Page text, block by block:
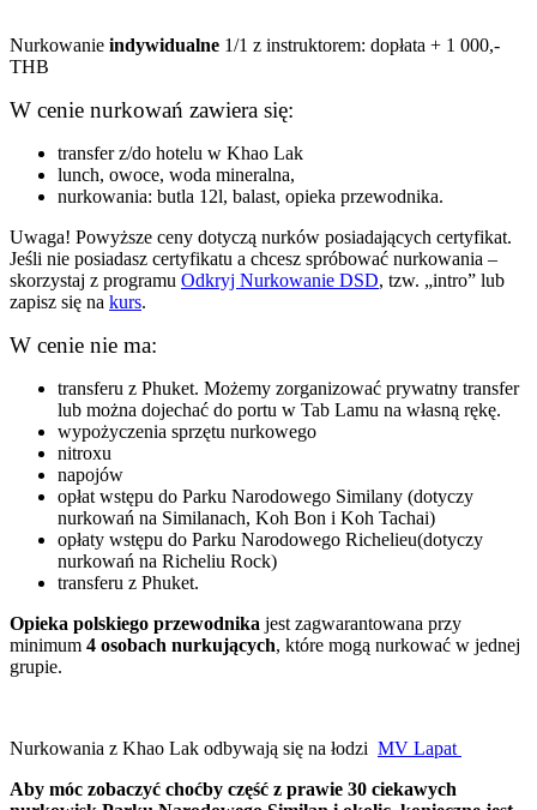
Nurkowanie indywidualne 1/1 z instruktorem: dopłata + 1 000,-
THB
W cenie nurkowań zawiera się:
transfer z/do hotelu w Khao Lak
lunch, owoce, woda mineralna,
nurkowania: butla 12l, balast, opieka przewodnika.
Uwaga! Powyższe ceny dotyczą nurków posiadających certyfikat.
Jeśli nie posiadasz certyfikatu a chcesz spróbować nurkowania –
skorzystaj z programu Odkryj Nurkowanie DSD, tzw. „intro” lub
zapisz się na kurs.
W cenie nie ma:
transferu z Phuket. Możemy zorganizować prywatny transfer
lub można dojechać do portu w Tab Lamu na własną rękę.
wypożyczenia sprzętu nurkowego
nitroxu
napojów
opłat wstępu do Parku Narodowego Similany (dotyczy
nurkowań na Similanach, Koh Bon i Koh Tachai)
opłaty wstępu do Parku Narodowego Richelieu(dotyczy
nurkowań na Richeliu Rock)
transferu z Phuket.
Opieka polskiego przewodnika jest zagwarantowana przy
minimum 4 osobach nurkujących, które mogą nurkować w jednej
grupie.
Nurkowania z Khao Lak odbywają się na łodzi MV Lapat
Aby móc zobaczyć choćby część z prawie 30 ciekawych